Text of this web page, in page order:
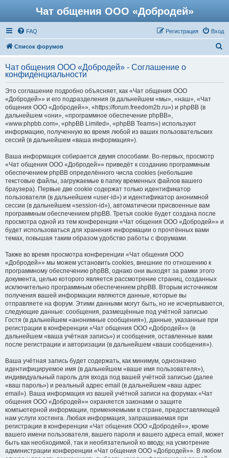
Чат общения ООО «Добродей»
FAQ Вход
Регистрация
Список форумов
с
Чат общения ООО «Добродей» - Соглашение о
конфиденциальности
Это соглашение подробно объясняет, как «Чат общения ООО
«Добродей»» и его подразделения (в дальнейшем «мы», «наш», «Чат
общения ООО «Добродей»», «https://forum.freedom2b.ru») и phpBB (в
дальнейшем «они», «программное обеспечение phpBB»,
«www.phpbb.com», «phpBB Limited», «phpBB Teams») используют
информацию, полученную во время любой из ваших пользовательских
сессий (в дальнейшем «ваша информация»).
Ваша информация собирается двумя способами. Во-первых, просмотр
«Чат общения ООО «Добродей»» приведёт к созданию программным
обеспечением phpBB определённого числа cookies (небольшие
текстовые файлы, загружаемые в папку временных файлов вашего
браузера). Первые две cookie содержат только идентификатор
пользователя (в дальнейшем «user-id») и идентификатор анонимной
сессии (в дальнейшем «session-id»), автоматически присвоенные вам
программным обеспечением phpBB. Третья cookie будет создана после
просмотра одной из тем конференции «Чат общения ООО «Добродей»» и
будет использоваться для хранения информации о прочтённых вами
темах, повышая таким образом удобство работы с форумами.
Также во время просмотра конференции «Чат общения ООО
«Добродей»» мы можем установить cookies, внешние по отношению к
программному обеспечению phpBB, однако они выходят за рамки этого
документа, целью которого является рассмотрение страниц, созданных
исключительно программным обеспечением phpBB. Вторым источником
получения вашей информации являются данные, которые вы
отправляете на форум. Этими данными могут быть, но не исчерпываются,
следующие данные: сообщения, размещённые под учётной записью
Гостя (в дальнейшем «анонимные сообщения»), данные, указанные при
регистрации в конференции «Чат общения ООО «Добродей»» (в
дальнейшем «ваша учётная запись») и сообщения, оставленные вами
после регистрации и авторизации (в дальнейшем «ваши сообщения»).
Ваша учётная запись будет содержать, как минимум, однозначно
идентифицируемое имя (в дальнейшем «ваше имя пользователя»),
индивидуальный пароль для входа под вашей учётной записью (далее
«ваш пароль») и реальный адрес email (в дальнейшем «ваш адрес
email»). Ваша информация из вашей учётной записи на форумах «Чат
общения ООО «Добродей»» охраняется законами о защите
компьютерной информации, применяемыми в стране, предоставляющей
нам услуги хостинга. Любая информация, запрашиваемая при
регистрации в конференции «Чат общения ООО «Добродей»», кроме
вашего имени пользователя, вашего пароля и вашего адреса email, может
быть как необходимой, так и необязательной ко вводу, на усмотрение
администрации конференции «Чат общения ООО «Добродей»». В любом